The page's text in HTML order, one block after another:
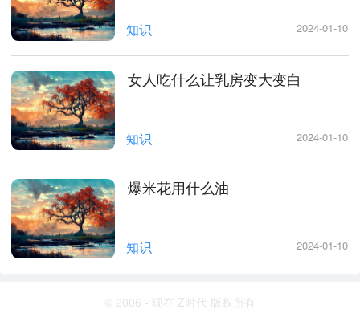
知识 2024-01-10
女人吃什么让乳房变大变白
知识 2024-01-10
爆米花用什么油
知识 2024-01-10
© 2006 - 现在 Z时代 版权所有